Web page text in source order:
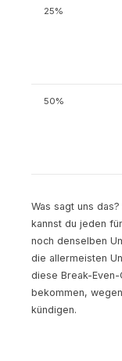
25%
50%
Was sagt uns
kannst du jeden
noch denselben
die allermeisten
diese Break-
bekommen,
kündigen.